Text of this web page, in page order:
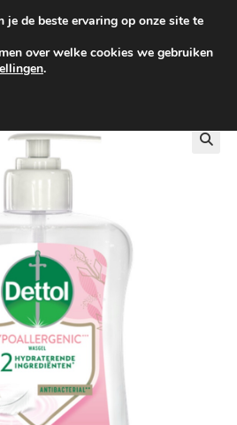
VANAF €100
je de beste ervaring op onze site te
over welke cookies we gebruiken
.